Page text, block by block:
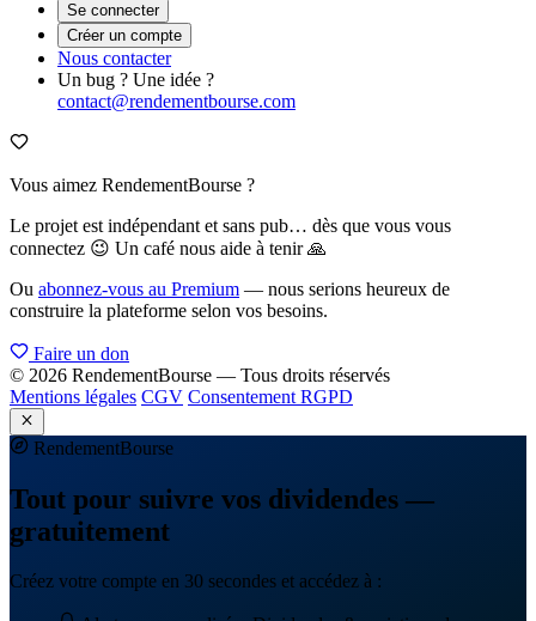
Se connecter
Créer un compte
Nous contacter
Un bug ? Une idée ?
contact@rendementbourse.com
Vous aimez RendementBourse ?
Le projet est indépendant et sans pub… dès que vous vous
connectez 😉 Un café nous aide à tenir 🙏
Ou abonnez-vous au Premium — nous serions heureux de
construire la plateforme selon vos besoins.
Faire un don
© 2026 RendementBourse — Tous droits réservés
Mentions légales CGV Consentement RGPD
RendementBourse
Tout pour suivre vos dividendes —
gratuitement
Créez votre compte en 30 secondes et accédez à :